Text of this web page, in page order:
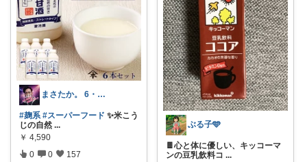
まさたか。 6・7日の経由購入感謝🙏
#麹系 #スーパーフード ✨米こう
じの自然 ...
￥ 4,590
0 0 157
ぶる子🩵
🍫心と体に優しい、キッコーマ
ンの豆乳飲料コ ...